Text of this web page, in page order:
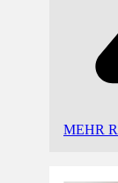
MEHR